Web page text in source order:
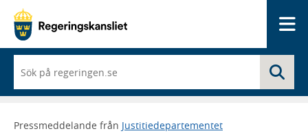
du
börjar
skriva
framträder
Pressmeddelande från Justitiedepartementet